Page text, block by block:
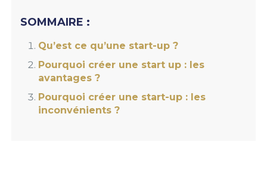
SOMMAIRE :
Qu’est ce qu’une start-up ?
Pourquoi créer une start up : les
avantages?
Pourquoi créer une start-up : les
inconvénients ?